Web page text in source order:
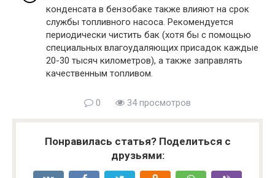
конденсата в бензобаке также влияют на срок
службы топливного насоса. Рекомендуется
периодически чистить бак (хотя бы с помощью
специальных влагоудаляющих присадок каждые
20-30 тысяч километров), а также заправлять
качественным топливом.
0 34 просмотров
Понравилась статья? Поделиться с
друзьями: